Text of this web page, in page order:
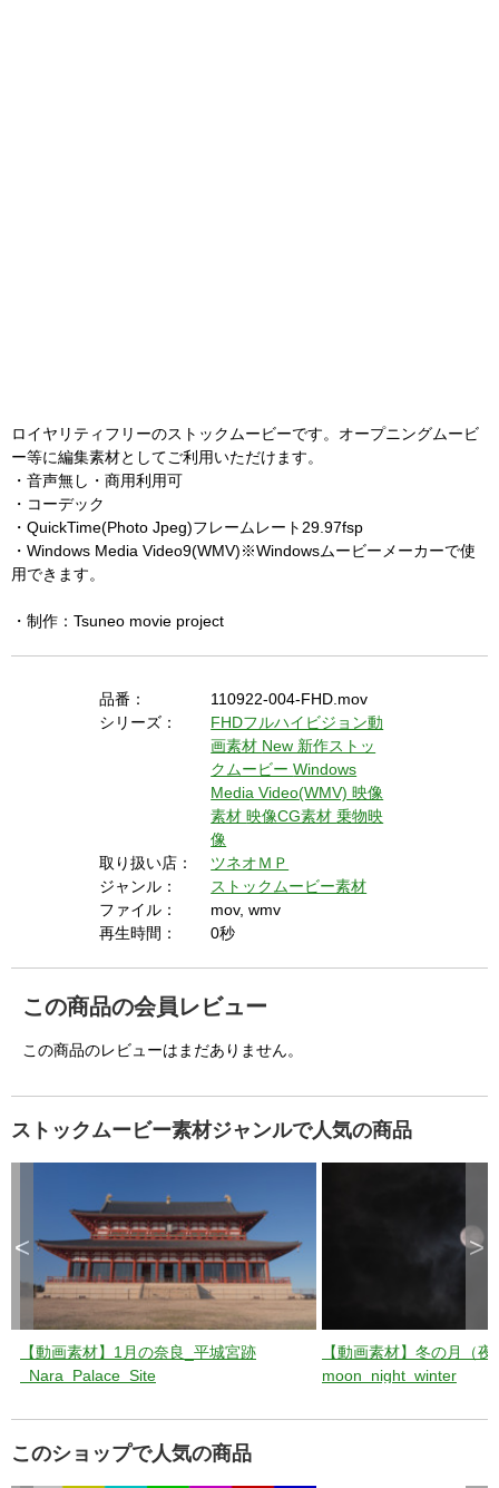
ロイヤリティフリーのストックムービーです。オープニングムービ
ー等に編集素材としてご利用いただけます。
・音声無し・商用利用可
・コーデック
・QuickTime(Photo Jpeg)フレームレート29.97fsp
・Windows Media Video9(WMV)※Windowsムービーメーカーで使
用できます。
・制作：Tsuneo movie project
品番：
110922-004-FHD.mov
シリーズ：
FHDフルハイビジョン動
画素材 New 新作ストッ
クムービーWindows
Media Video(WMV) 映像
素材映像CG素材乗物映
像
取り扱い店：
ツネオＭＰ
ジャンル：
ストックムービー素材
ファイル：
mov, wmv
再生時間：
0秒
この商品の会員レビュー
この商品のレビューはまだありません。
ストックムービー素材ジャンルで人気の商品
【動画素材】1月の奈良_平城宮跡
_Nara_Palace_Site
【動画素材】冬の月（夜
moon_night_winter
< >
このショップで人気の商品